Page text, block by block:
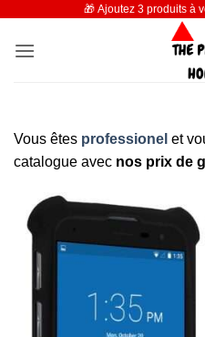
contenu
🎁 Ajoutez 3 produits à
Vous êtes professionel et
catalogue avec nos prix de